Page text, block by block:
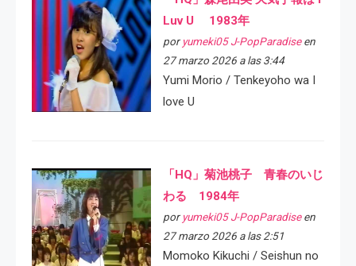
Luv U 1983年
por yumeki05 J-PopParadiseen
27 marzo 2026 a las 3:44
Yumi Morio / Tenkeyoho wa I
love U
「HQ」菊池桃子 青春のいじ
わる 1984年
por yumeki05 J-PopParadiseen
27 marzo 2026 a las 2:51
Momoko Kikuchi / Seishun no